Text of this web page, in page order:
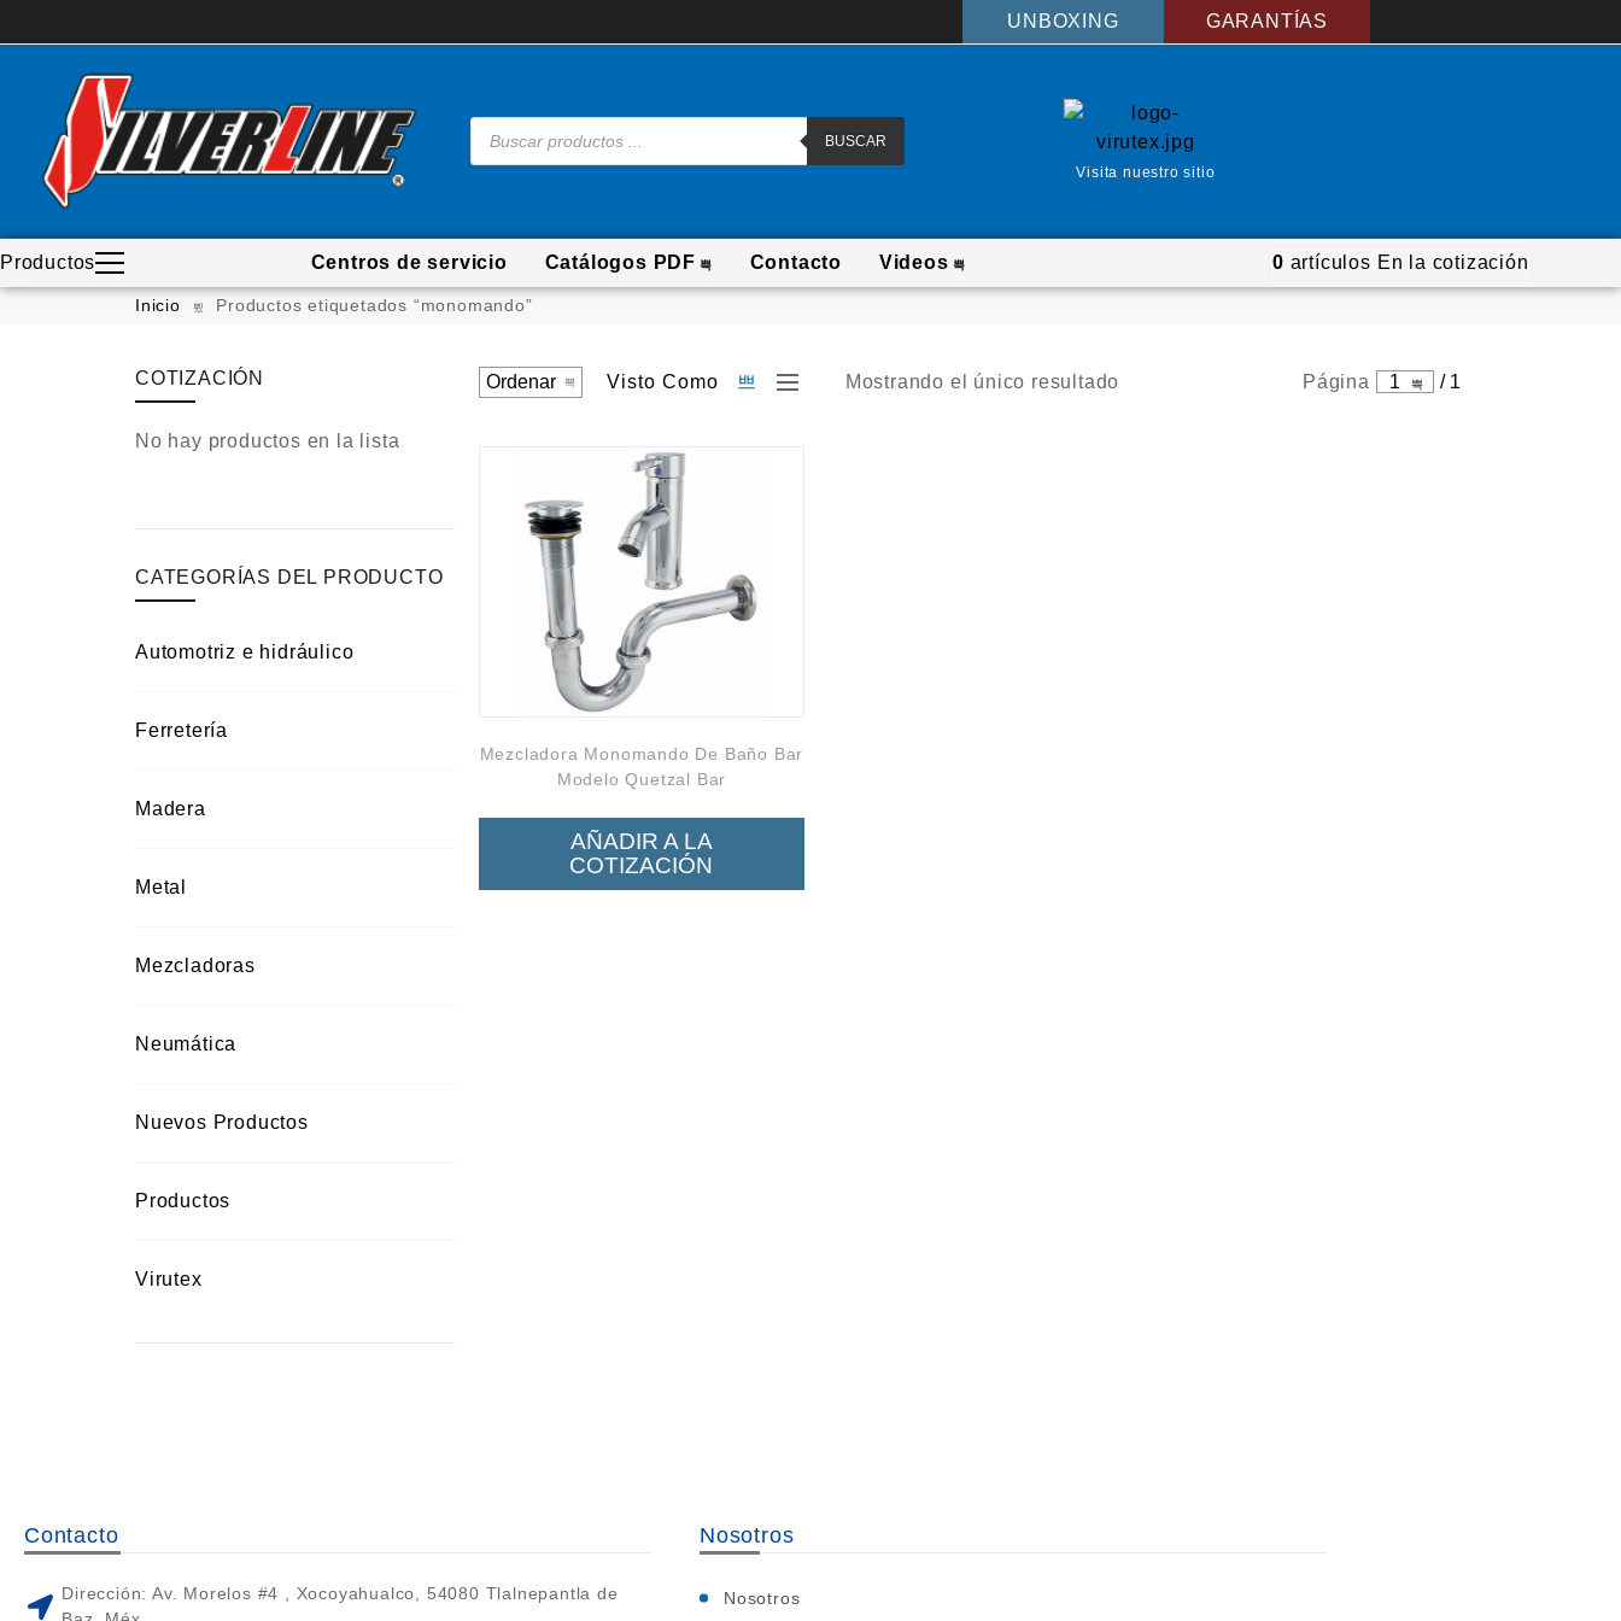
UNBOXING GARANTÍAS
BUSCAR
Visita nuestro sitio
Productos
Madera
Automotriz e hidráulico
Centros de servicio Catálogos PDF Contacto Videos 0 artículos En la cotización
Inicio Productos etiquetados “monomando”
COTIZACIÓN
No hay productos en la lista
CATEGORÍAS DEL PRODUCTO
Automotriz e hidráulico
Ferretería
Madera
Metal
Mezcladoras
Neumática
Nuevos Productos
Productos
Virutex
Visto Como Mostrando el único resultado Página 1 / 1
Mezcladora Monomando De Baño Bar
Modelo Quetzal Bar
AÑADIR A LA
COTIZACIÓN
Contacto
Dirección: Av. Morelos #4 , Xocoyahualco, 54080 Tlalnepantla de
Nosotros
Nosotros